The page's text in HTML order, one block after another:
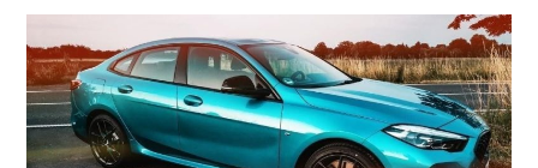
Liste
BMW
E90
:
Signification
et
conseils
!